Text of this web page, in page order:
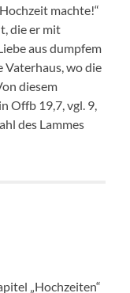
machte!“
die er mit
aus dumpfem
wo die
diesem
Offb 19,7, vgl. 9,
des Lammes
„Hochzeiten“